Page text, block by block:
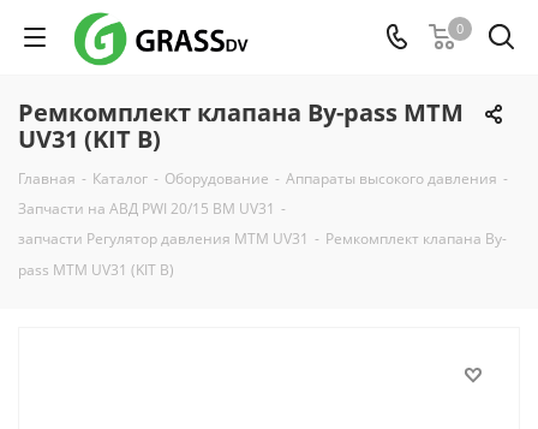
0
Ремкомплект клапана By-pass MTM
UV31 (KIT B)
Главная - Каталог - Оборудование - Аппараты высокого давления -
Запчасти на АВД PWI 20/15 BM UV31 -
запчасти Регулятор давления MTM UV31 - Ремкомплект клапана By-
pass MTM UV31 (KIT B)